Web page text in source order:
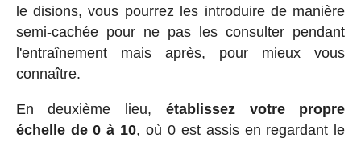
le disions, vous pourrez les introduire de manière
semi-cachée pour ne pas les consulter pendant
l'entraînement mais après, pour mieux vous
connaître.
En deuxième lieu, établissez votre propre
échelle de 0 à 10, où 0 est assis en regardant le